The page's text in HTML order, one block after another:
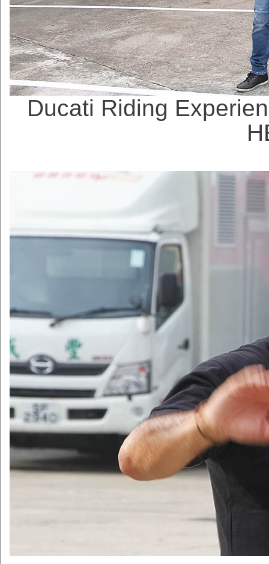
Ducati Riding